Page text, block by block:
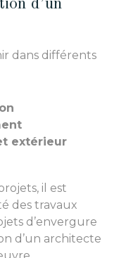
d’un
dans différents
extérieur
il est
des travaux
d’envergure
d’un architecte